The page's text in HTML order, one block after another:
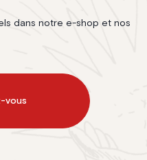
dans notre e-shop et nos
vous